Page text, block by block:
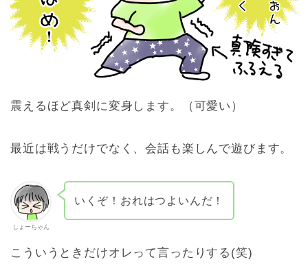
震えるほど真剣に変身します。（可愛い）
最近は戦うだけでなく、会話も楽しんで遊びます。
しょーちゃん
いくぞ！おれはつよいんだ！
こういうときだけオレって言ったりする(笑)